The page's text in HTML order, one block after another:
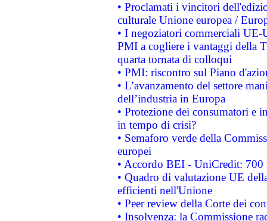
• Proclamati i vincitori
culturale Unione europea /
• I negoziatori commerciali UE-
PMI a cogliere i vantaggi della
quarta tornata di colloqui
• PMI: riscontro sul Piano
• L’avanzamento del settore
dell’industria in Europa
• Protezione dei consumatori e
in tempo di crisi?
• Semaforo verde della
europei
• Accordo BEI - UniCredit:
• Quadro di valutazione UE
efficienti nell'Unione
• Peer review della Corte dei
• Insolvenza: la Commissione